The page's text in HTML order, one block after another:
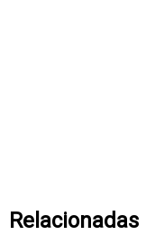
Relacionadas